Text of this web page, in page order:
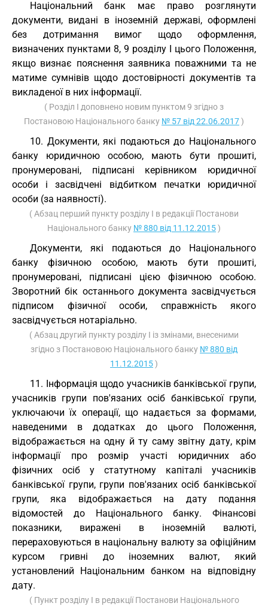
Національний банк має право розглянути
документи, видані в іноземній державі, оформлені
без дотримання вимог щодо оформлення,
визначених пунктами 8, 9 розділу I цього Положення,
якщо визнає пояснення заявника поважними та не
матиме сумнівів щодо достовірності документів та
викладеної в них інформації.
( Розділ I доповнено новим пунктом 9 згідно з
Постановою Національного банку № 57 від 22.06.2017)
10. Документи, які подаються до Національного
банку юридичною особою, мають бути прошиті,
пронумеровані, підписані керівником юридичної
особи і засвідчені відбитком печатки юридичної
особи (за наявності).
( Абзац перший пункту розділу I в редакції Постанови
Національного банку № 880 від 11.12.2015)
Документи, які подаються до Національного
банку фізичною особою, мають бути прошиті,
пронумеровані, підписані цією фізичною особою.
Зворотний бік останнього документа засвідчується
підписом фізичної особи, справжність якого
засвідчується нотаріально.
( Абзац другий пункту розділу I із змінами, внесеними
згідно з Постановою Національного банку № 880 від
11.12.2015)
11. Інформація щодо учасників банківської групи,
учасників групи пов'язаних осіб банківської групи,
уключаючи їх операції, що надається за формами,
наведеними в додатках до цього Положення,
відображається на одну й ту саму звітну дату, крім
інформації про розмір участі юридичних або
фізичних осіб у статутному капіталі учасників
банківської групи, групи пов'язаних осіб банківської
групи, яка відображається на дату подання
відомостей до Національного банку. Фінансові
показники, виражені в іноземній валюті,
перераховуються в національну валюту за офіційним
курсом гривні до іноземних валют, який
установлений Національним банком на відповідну
дату.
( Пункт розділу I в редакції Постанови Національного